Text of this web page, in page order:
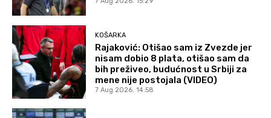
KOŠARKA
Rajaković: Otišao sam iz Zvezde jer
nisam dobio 8 plata, otišao sam da
bih preživeo, budućnost u Srbiji za
mene nije postojala (VIDEO)
7 Aug 2026. 14:58